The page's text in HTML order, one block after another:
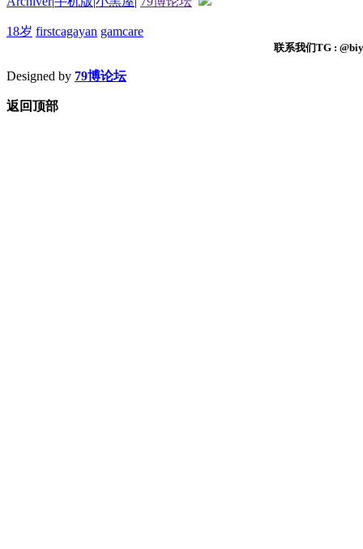
18岁 firstcagayan gamcare
联系我们TG :
Designed by 79博论坛
返回顶部